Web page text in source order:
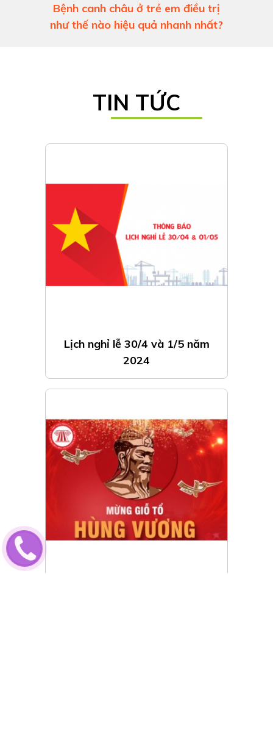
Bệnh canh châu ở trẻ em điều trị
như thế nào hiệu quả nhanh nhất?
TIN TỨC
Lịch nghỉ lễ 30/4 và 1/5 năm
2024